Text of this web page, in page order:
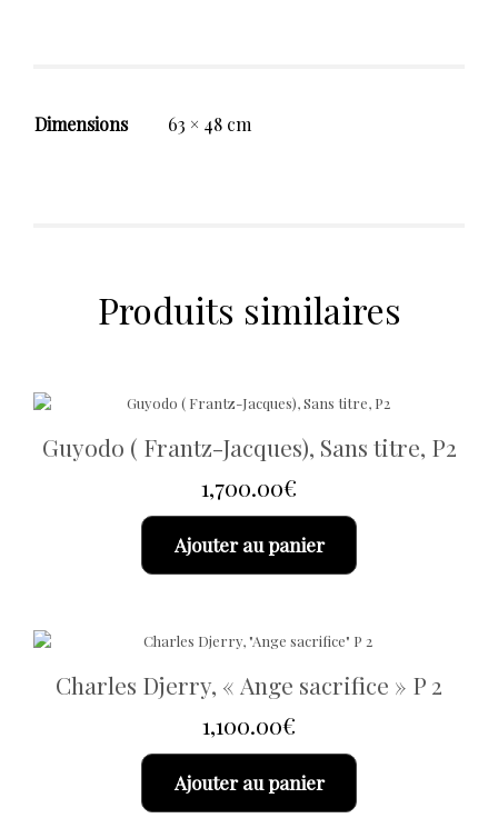
Dimensions 63 × 48 cm
Produits similaires
Guyodo ( Frantz-Jacques), Sans titre, P2
1,700.00€
Ajouter au panier
Charles Djerry, « Ange sacrifice » P 2
1,100.00€
Ajouter au panier